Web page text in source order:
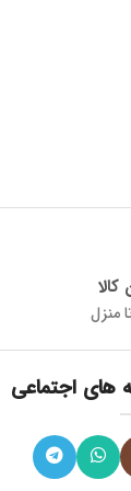
منزل
های اجتماعی